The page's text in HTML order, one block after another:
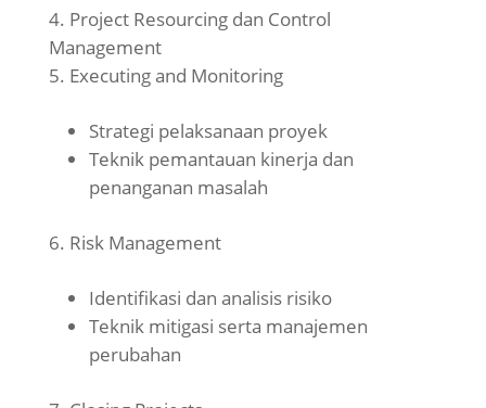
Project Resourcing dan Control
Management
Executing and Monitoring
Strategi pelaksanaan proyek
Teknik pemantauan kinerja dan
penanganan masalah
Risk Management
Identifikasi dan analisis risiko
Teknik mitigasi serta manajemen
perubahan